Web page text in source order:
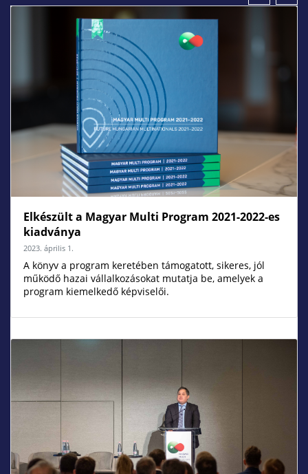
Elkészült a Magyar Multi Program 2021-2022-es
kiadványa
2023. április 1.
A könyv a program keretében támogatott, sikeres, jól
működő hazai vállalkozásokat mutatja be, amelyek a
program kiemelkedő képviselői.